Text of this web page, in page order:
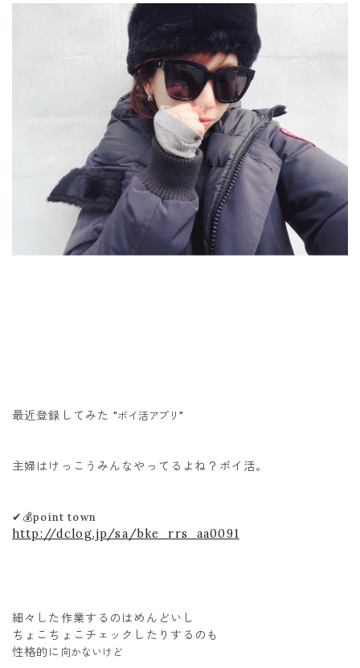
最近登録してみた"ポイ活アプリ"
主婦はけっこうみんなやってるよね？ポイ活。
✔︎ 💰point town
http://dclog.jp/sa/bke_rrs_aa0091
細々した作業するのはめんどいし
ちょこちょこチェックしたりするのも
性格的に 向かないけど